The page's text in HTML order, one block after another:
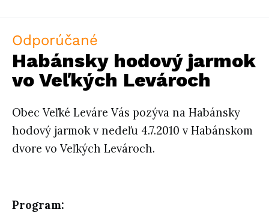
Odporúčané
Habánsky hodový jarmok
vo Veľkých Levároch
Obec Veľké Leváre Vás pozýva na Habánsky
hodový jarmok v nedeľu 4.7.2010 v Habánskom
dvore vo Veľkých Levároch.
Program: